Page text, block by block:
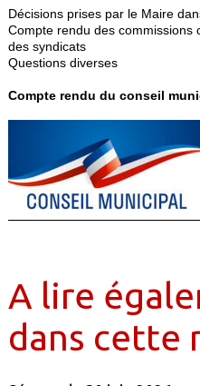
Décisions prises par le Maire
Compte rendu des commissions
des syndicats
Questions diverses
Compte rendu du conseil
A lire
dans cette